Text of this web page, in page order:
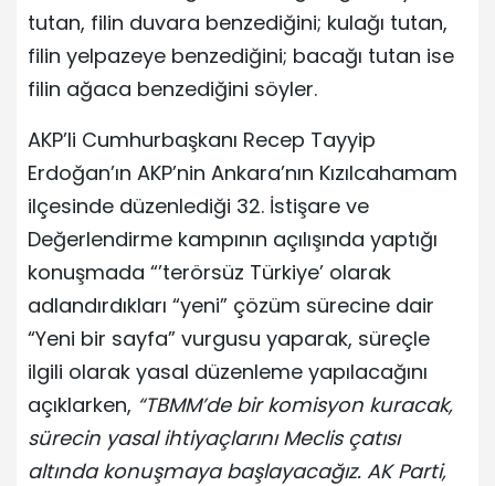
tutan, filin duvara benzediğini; kulağı tutan,
filin yelpazeye benzediğini; bacağı tutan ise
filin ağaca benzediğini söyler.
AKP’li Cumhurbaşkanı Recep Tayyip
Erdoğan’ın AKP’nin Ankara’nın Kızılcahamam
ilçesinde düzenlediği 32. İstişare ve
Değerlendirme kampının açılışında yaptığı
konuşmada “’terörsüz Türkiye’ olarak
adlandırdıkları “yeni” çözüm sürecine dair
“Yeni bir sayfa” vurgusu yaparak, süreçle
ilgili olarak yasal düzenleme yapılacağını
açıklarken, “TBMM’de bir komisyon kuracak,
sürecin yasal ihtiyaçlarını Meclis çatısı
altında konuşmaya başlayacağız. AK Parti,